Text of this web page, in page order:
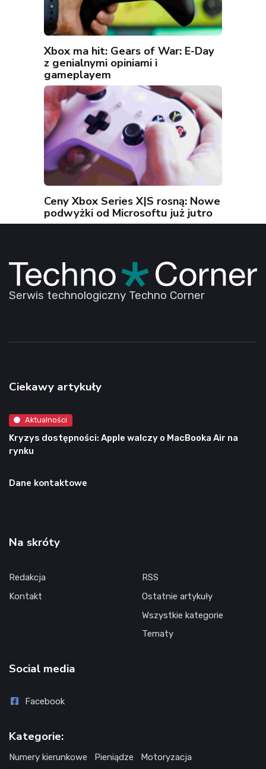
Xbox ma hit: Gears of War: E-Day
z genialnymi opiniami i
gameplayem
Ceny Xbox Series X|S rosną: Nowe
podwyżki od Microsoftu już jutro
Serwis technologiczny Techno Corner
Ciekawy artykuły
Aktualności
Kryzys dostępności: Apple walczy o MacBooka Air na
rynku
Dane kontaktowe
Na skróty
Redakcja
Kontakt
RSS
Ostatnie artykuły
Wszystkie kategorie
Tematy
Social media
Facebook
Kategorie:
Numery kierunkowe Pieniądze Motoryzacja